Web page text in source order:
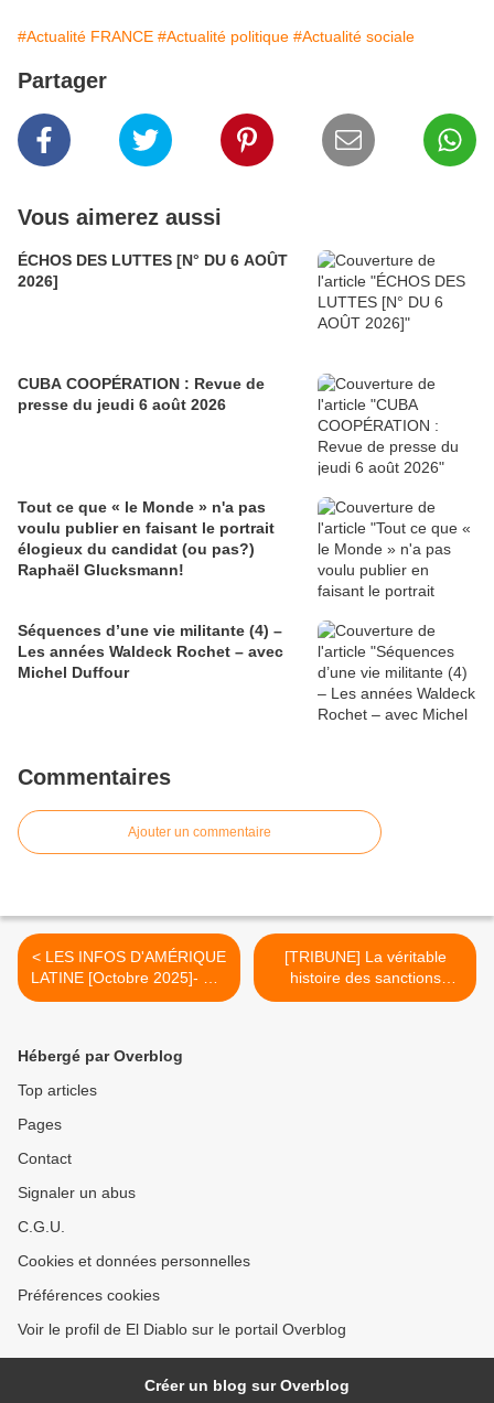
#Actualité FRANCE #Actualité politique #Actualité sociale
Partager
Vous aimerez aussi
ÉCHOS DES LUTTES [N° DU 6 AOÛT
2026]
CUBA COOPÉRATION : Revue de
presse du jeudi 6 août 2026
Tout ce que « le Monde » n'a pas
voulu publier en faisant le portrait
élogieux du candidat (ou pas?)
Raphaël Glucksmann!
Séquences d’une vie militante (4) –
Les années Waldeck Rochet – avec
Michel Duffour
Commentaires
Ajouter un commentaire
< LES INFOS D'AMÉRIQUE
LATINE [Octobre 2025]- Par
Romain Migus, journaliste
[TRIBUNE] La véritable
histoire des sanctions
économiques des ÉTATS-
Hébergé par Overblog
Top articles
Pages
Contact
Signaler un abus
C.G.U.
Cookies et données personnelles
Préférences cookies
Voir le profil de El Diablo sur le portail Overblog
Créer un blog sur Overblog